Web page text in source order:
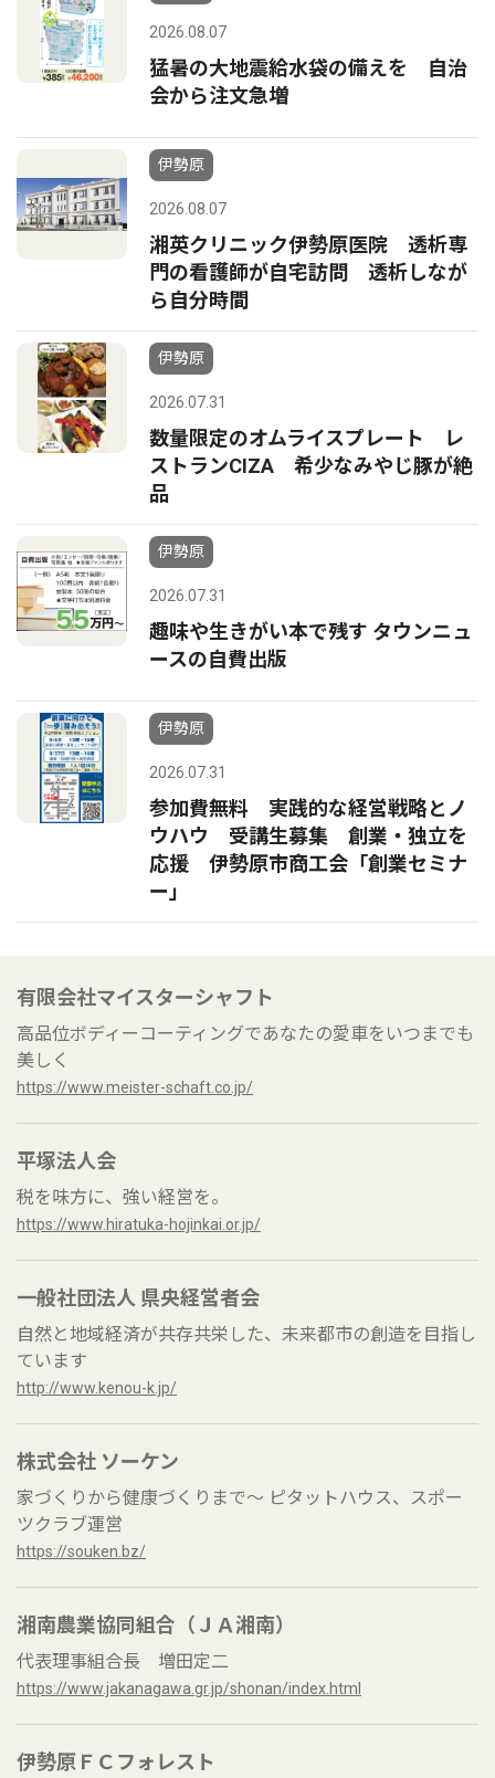
2026.08.07
猛暑の大地震給水袋の備えを 自治
会から注文急増
伊勢原
2026.08.07
湘英クリニック伊勢原医院 透析専
門の看護師が自宅訪問 透析しなが
ら自分時間
伊勢原
2026.07.31
数量限定のオムライスプレート レ
ストランCIZA 希少なみやじ豚が絶
品
伊勢原
2026.07.31
趣味や生きがい本で残す タウンニュ
ースの自費出版
伊勢原
2026.07.31
参加費無料 実践的な経営戦略とノ
ウハウ 受講生募集 創業・独立を
応援 伊勢原市商工会「創業セミナ
ー｣
有限会社マイスターシャフト
高品位ボディーコーティングであなたの愛車をいつまでも
美しく
https://www.meister-schaft.co.jp/
平塚法人会
税を味方に、強い経営を。
https://www.hiratuka-hojinkai.or.jp/
一般社団法人 県央経営者会
自然と地域経済が共存共栄した、未来都市の創造を目指し
ています
http://www.kenou-k.jp/
株式会社 ソーケン
家づくりから健康づくりまで～ ピタットハウス、スポー
ツクラブ運営
https://souken.bz/
湘南農業協同組合（ＪＡ湘南）
代表理事組合長 増田定二
https://www.jakanagawa.gr.jp/shonan/index.html
伊勢原ＦＣフォレスト